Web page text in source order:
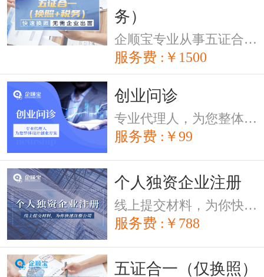
务）
企顺宝专业从事五证合一营业执照办理，无须企业出面，快速完成换照
服务费 :￥1500
创业问诊
专业代理人，为您整体设计创业方案
服务费 :￥99
个人独资企业注册
线上提交材料，为你快速注册公司
服务费 :￥788
五证合一（仅换照）